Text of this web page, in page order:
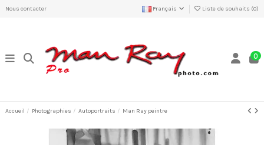
Nous contacter Français Liste de souhaits (0)
0
Accueil Photographies Autoportraits Man Ray peintre